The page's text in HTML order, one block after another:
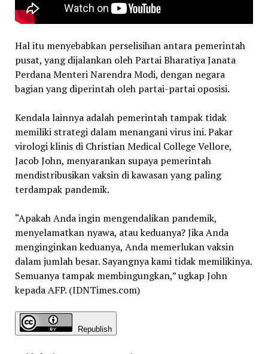
Hal itu menyebabkan perselisihan antara pemerintah
pusat, yang dijalankan oleh Partai Bharatiya Janata
Perdana Menteri Narendra Modi, dengan negara
bagian yang diperintah oleh partai-partai oposisi.
Kendala lainnya adalah pemerintah tampak tidak
memiliki strategi dalam menangani virus ini. Pakar
virologi klinis di Christian Medical College Vellore,
Jacob John, menyarankan supaya pemerintah
mendistribusikan vaksin di kawasan yang paling
terdampak pandemik.
“Apakah Anda ingin mengendalikan pandemik,
menyelamatkan nyawa, atau keduanya? Jika Anda
menginginkan keduanya, Anda memerlukan vaksin
dalam jumlah besar. Sayangnya kami tidak memilikinya.
Semuanya tampak membingungkan,” ugkap John
kepada AFP. (IDNTimes.com)
Republish